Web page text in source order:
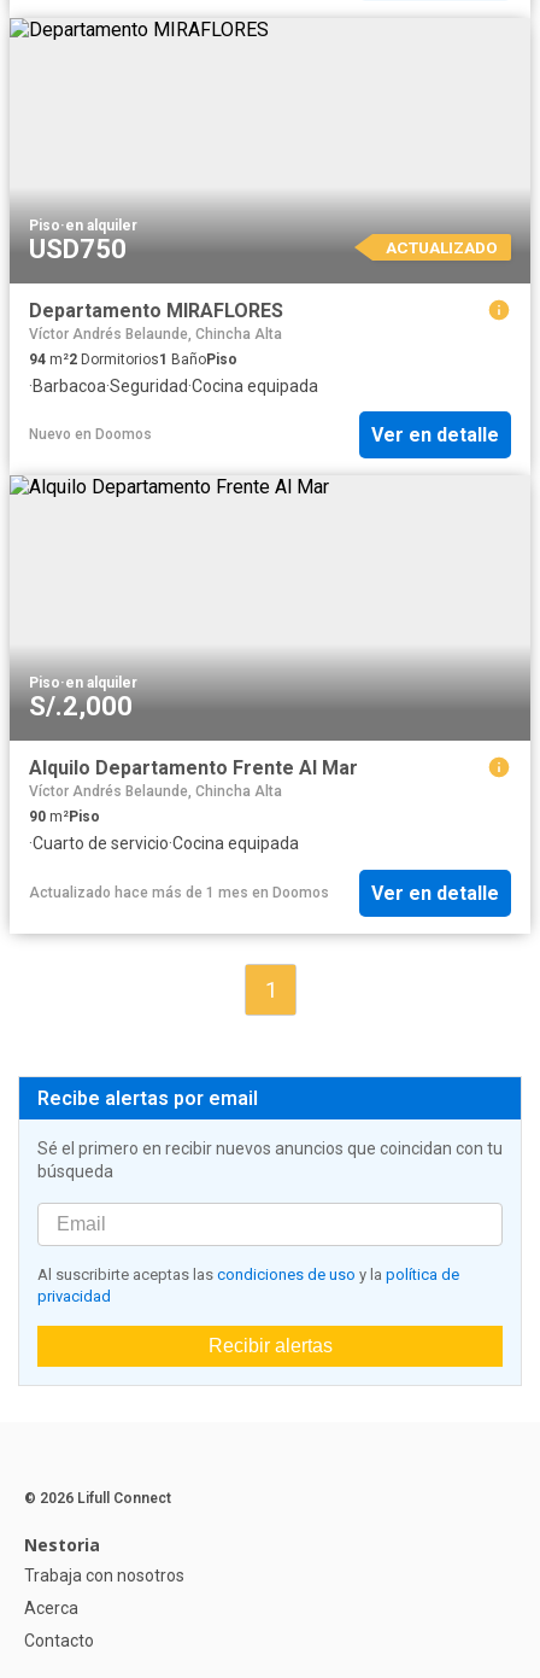
Piso·en alquiler
USD750 ACTUALIZADO
Departamento MIRAFLORES
Víctor Andrés Belaunde, Chincha Alta
94 m²2 Dormitorios1 BañoPiso
·Barbacoa·Seguridad·Cocina equipada
Nuevo en Doomos Ver en detalle
Piso·en alquiler
S/.2,000
Alquilo Departamento Frente Al Mar
Víctor Andrés Belaunde, Chincha Alta
90 m²Piso
·Cuarto de servicio·Cocina equipada
Actualizado hace más de 1 mes en Doomos Ver en detalle
1
Recibe alertas por email
Sé el primero en recibir nuevos anuncios que coincidan con tu
búsqueda
Al suscribirte aceptas las condiciones de uso y la política de
privacidad
Recibir alertas
© 2026 Lifull Connect
Nestoria
Trabaja con nosotros
Acerca
Contacto